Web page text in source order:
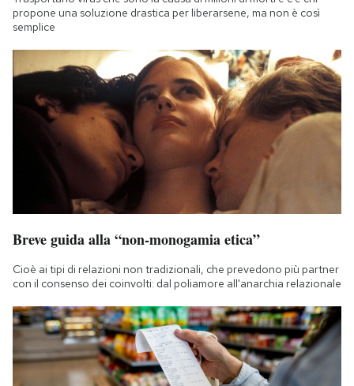
propone una soluzione drastica per liberarsene, ma non è così
semplice
Breve guida alla “non-monogamia etica”
Cioè ai tipi di relazioni non tradizionali, che prevedono più partner
con il consenso dei coinvolti: dal poliamore all'anarchia relazionale